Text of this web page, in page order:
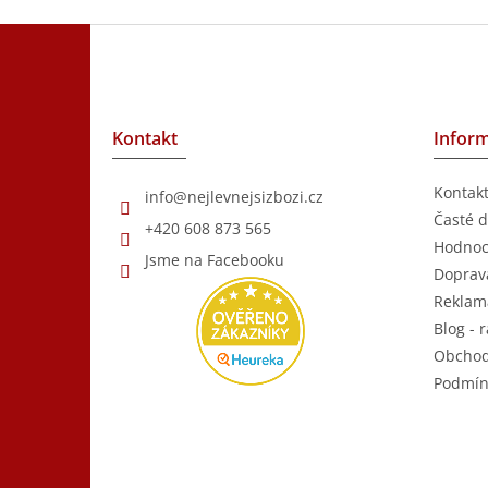
Z
Kontakt
info@nejlevnejsizbozi.cz
+420 608 873 565
Jsme na Facebooku
Časté
Blog -